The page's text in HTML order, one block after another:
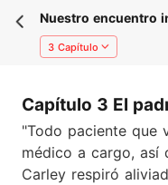
Nuestro encuentro
3 Capítulo
Capítulo 3 El
"Todo paciente que
médico a cargo, así
Carley respiró